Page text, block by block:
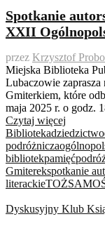
Spotkanie
XXII
przez Krzysztof
Miejska Biblioteka
Lubaczowie zaprasza
Gmiterkiem, które
maja 2025 r. o godz.
Czytaj więcej
Bibliotekadziedzictwo
podróżnicza
bibliotekpamięć
Gmiterekspotkanie
literackie
Dyskusyjny Klub